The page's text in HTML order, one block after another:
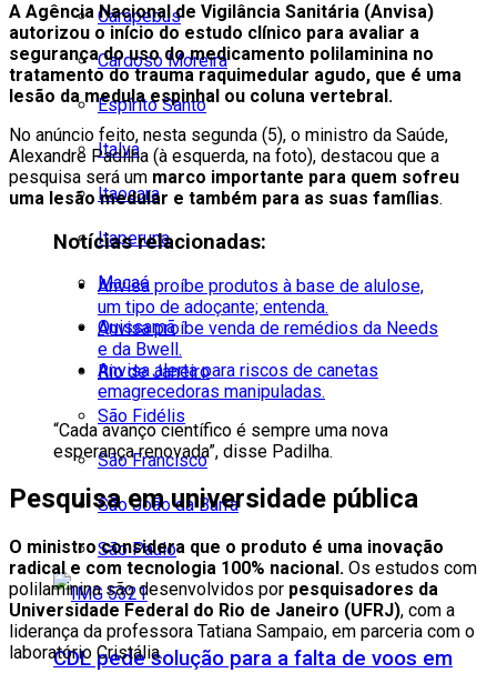
Carapebus
Cardoso Moreira
Espírito Santo
Italva
Itaocara
Itaperuna
Macaé
Quissamã
Rio de Janeiro
São Fidélis
São Francisco
São João da Barra
São Paulo
CDL pede solução para a falta de voos em
A Agência Nacional de Vigilância Sanitária (Anvisa)
autorizou o início do estudo clínico para avaliar a
segurança do uso do medicamento polilaminina no
tratamento do trauma raquimedular agudo, que é uma
lesão da medula espinhal ou coluna vertebral.
No anúncio feito, nesta segunda (5), o ministro da Saúde,
Alexandre Padilha (à esquerda, na foto), destacou que a
pesquisa será um marco importante para quem sofreu
uma lesão medular e também para as suas famílias.
Notícias relacionadas:
Anvisa proíbe produtos à base de alulose,
um tipo de adoçante; entenda.
Anvisa proíbe venda de remédios da Needs
e da Bwell.
Anvisa alerta para riscos de canetas
emagrecedoras manipuladas.
“Cada avanço científico é sempre uma nova
esperança renovada”, disse Padilha.
Pesquisa em universidade pública
O ministro considera que o produto é uma inovação
radical e com tecnologia 100% nacional. Os estudos com
polilaminina são desenvolvidos por pesquisadores da
Universidade Federal do Rio de Janeiro (UFRJ), com a
liderança da professora Tatiana Sampaio, em parceria com o
laboratório Cristália.